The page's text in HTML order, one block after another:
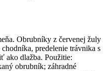
Obrubníky z červenej žuly
predelenie trávnika s
ako dlažba. Použitie:
obrubník; záhradné